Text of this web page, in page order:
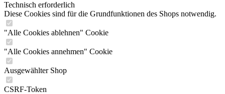
Technisch erforderlich
Diese Cookies sind für die Grundfunktionen des Shops notwendig.
"Alle Cookies ablehnen" Cookie
"Alle Cookies annehmen" Cookie
Ausgewählter Shop
CSRF-Token